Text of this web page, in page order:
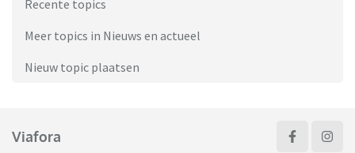
Recente topics
Meer topics in Nieuws en actueel
Nieuw topic plaatsen
Viafora